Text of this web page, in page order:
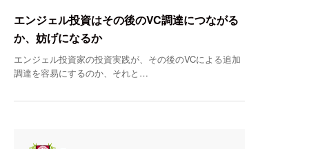
エンジェル投資はその後のVC調達につながる
か、妨げになるか
エンジェル投資家の投資実践が、その後のVCによる追加
調達を容易にするのか、それと…